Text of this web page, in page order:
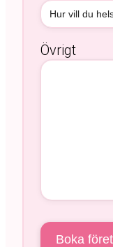
Övrigt